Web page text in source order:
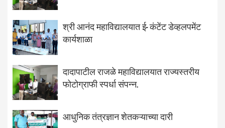
श्री आनंद महाविद्यालयात ई- कंटेंट डेव्हलपमेंट
कार्यशाळा
दादापाटील राजळे महाविद्यालयात राज्यस्तरीय
फोटोग्राफी स्पर्धा संपन्न.
आधुनिक तंत्रज्ञान शेतकऱ्याच्या दारी